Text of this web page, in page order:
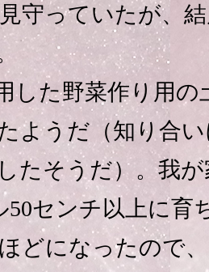
守っていたが、
した野菜作り用の
ようだ（知り合
たそうだ）。我
50センチ以上に育
どになったので